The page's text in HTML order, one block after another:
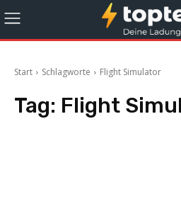
Start Schlagworte Flight Simulator
Tag: Flight